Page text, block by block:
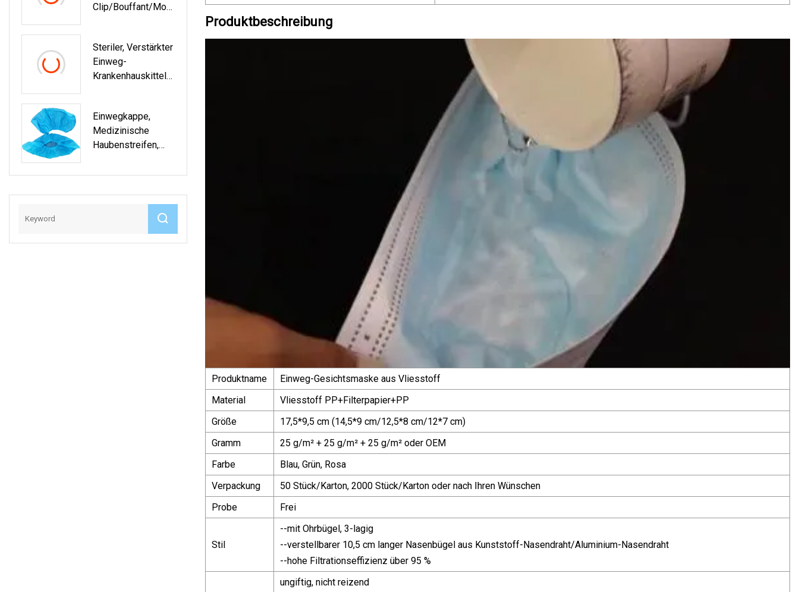
Clip/Bouffant/Mop
E/Hotelkappe,
Runde Kappe,
Kopfhaarkappe/Kra
Che/chirurgische
Kappe
Steriler, Verstärkter
Einweg-
Krankenhauskittel
Einwegkappe,
Medizinische
Haubenstreifen,
Chirurgische Mob-
Chirurgenkopf,
Bauschige, Nicht
Kappe
Produktbeschreibung
Produktname
Einweg-Gesichtsmaske aus Vliesstoff
Material
Vliesstoff PP+Filterpapier+PP
Größe
17,5*9,5 cm (14,5*9 cm/12,5*8 cm/12*7 cm)
Gramm
25 g/m² + 25 g/m² + 25 g/m² oder OEM
Farbe
Blau, Grün, Rosa
Verpackung
50 Stück/Karton, 2000 Stück/Karton oder nach Ihren Wünschen
Probe
Frei
Stil
--mit Ohrbügel, 3-lagig
--verstellbarer 10,5 cm langer Nasenbügel aus Kunststoff-Nasendraht/Aluminium-Nasendraht
--hohe Filtrationseffizienz über 95 %
ungiftig, nicht reizend